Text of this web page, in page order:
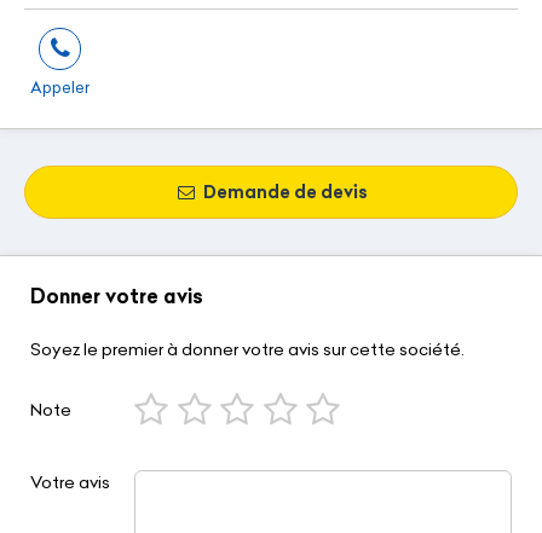
Appeler
Demande de devis
Donner votre avis
Soyez le premier à donner votre avis sur cette société.
Note
Votre avis